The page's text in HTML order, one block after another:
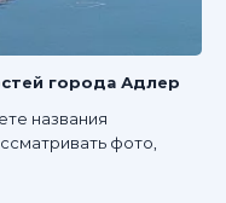
города Адлер
названия
фото,